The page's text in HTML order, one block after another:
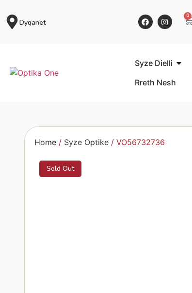
Dyqanet
0
Syze Dielli
Rreth Nesh
Home / Syze Optike / VO56732736
Sold Out